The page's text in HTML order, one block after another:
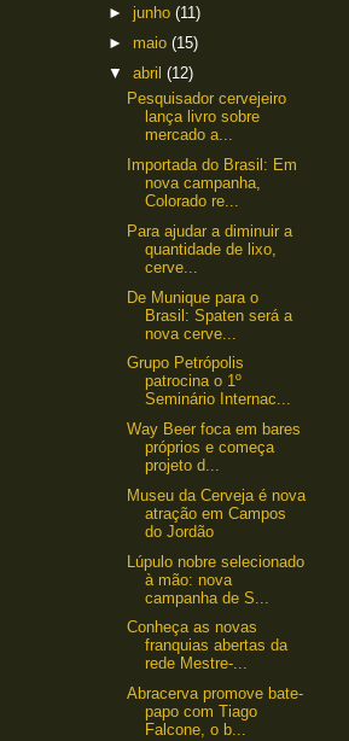
► junho (11)
► maio (15)
▼ abril (12)
Pesquisador cervejeiro
lança livro sobre
mercado a...
Importada do Brasil: Em
nova campanha,
Colorado re...
Para ajudar a diminuir a
quantidade de lixo,
cerve...
De Munique para o
Brasil: Spaten será a
nova cerve...
Grupo Petrópolis
patrocina o 1º
Seminário Internac...
Way Beer foca em bares
próprios e começa
projeto d...
Museu da Cerveja é nova
atração em Campos
do Jordão
Lúpulo nobre selecionado
à mão: nova
campanha de S...
Conheça as novas
franquias abertas da
rede Mestre-...
Abracerva promove bate-
papo com Tiago
Falcone, o b...